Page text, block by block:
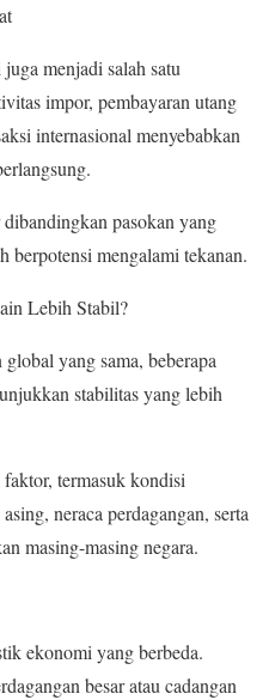
menjadi salah satu
impor, pembayaran utang
internasional menyebabkan
pasokan yang
berpotensi mengalami tekanan.
Lebih Stabil?
yang sama, beberapa
stabilitas yang lebih
termasuk kondisi
neraca perdagangan, serta
masing-masing negara.
ekonomi yang berbeda.
besar atau cadangan